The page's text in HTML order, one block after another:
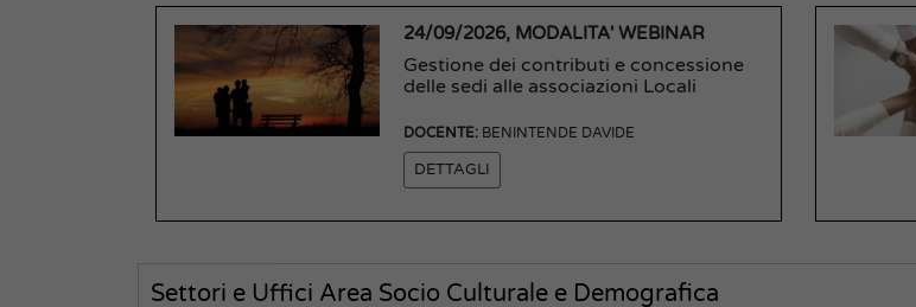
24/09/2026, MODALITA' WEBINAR
Gestione dei contributi e concessione
delle sedi alle associazioni Locali
DOCENTE: BENINTENDE DAVIDE
DETTAGLI
Settori e Uffici Area Socio Culturale e Demografica